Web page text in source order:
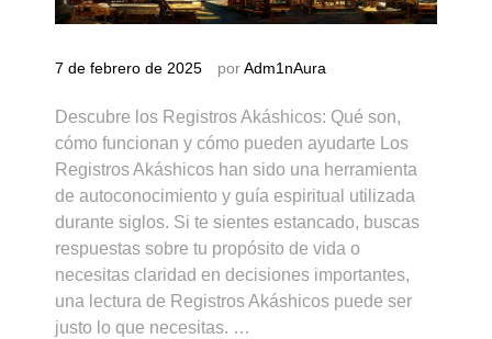
7 de febrero de 2025 porAdm1nAura
Descubre los Registros Akáshicos: Qué son,
cómo funcionan y cómo pueden ayudarte Los
Registros Akáshicos han sido una herramienta
de autoconocimiento y guía espiritual utilizada
durante siglos. Si te sientes estancado, buscas
respuestas sobre tu propósito de vida o
necesitas claridad en decisiones importantes,
una lectura de Registros Akáshicos puede ser
justo lo que necesitas. …